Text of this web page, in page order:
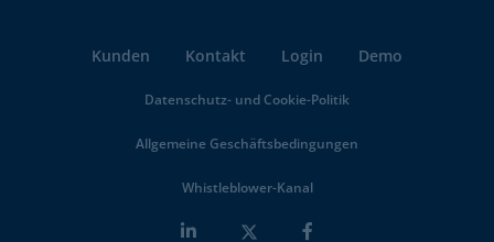
Kunden Kontakt Login Demo
Datenschutz- und Cookie-Politik
Allgemeine Geschäftsbedingungen
Whistleblower-Kanal